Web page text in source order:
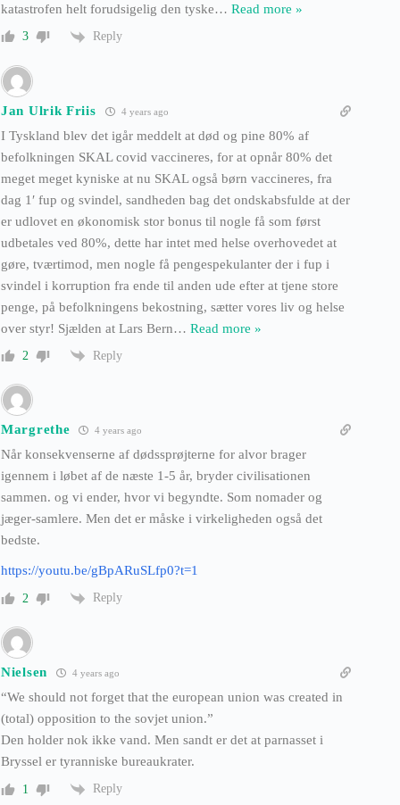
katastrofen helt forudsigelig den tyske… Read more »
3 Reply
Jan Ulrik Friis 4 years ago
I Tyskland blev det igår meddelt at død og pine 80% af
befolkningen SKAL covid vaccineres, for at opnår 80% det
meget meget kyniske at nu SKAL også børn vaccineres, fra
dag 1′ fup og svindel, sandheden bag det ondskabsfulde at der
er udlovet en økonomisk stor bonus til nogle få som først
udbetales ved 80%, dette har intet med helse overhovedet at
gøre, tværtimod, men nogle få pengespekulanter der i fup i
svindel i korruption fra ende til anden ude efter at tjene store
penge, på befolkningens bekostning, sætter vores liv og helse
over styr! Sjælden at Lars Bern… Read more »
2 Reply
Margrethe 4 years ago
Når konsekvenserne af dødssprøjterne for alvor brager
igennem i løbet af de næste 1-5 år, bryder civilisationen
sammen. og vi ender, hvor vi begyndte. Som nomader og
jæger-samlere. Men det er måske i virkeligheden også det
bedste.
https://youtu.be/gBpARuSLfp0?t=1
2 Reply
Nielsen 4 years ago
“We should not forget that the european union was created in
(total) opposition to the sovjet union.”
Den holder nok ikke vand. Men sandt er det at parnasset i
Bryssel er tyranniske bureaukrater.
1 Reply